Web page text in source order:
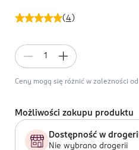
(4 )
Ceny mogą się różnić w zależności
Możliwości zakupu produktu
Dostępność w
Nie wybrano drogerii